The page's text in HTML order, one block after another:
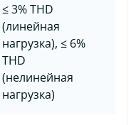
≤ 3% THD
(линейная
нагрузка), ≤ 6%
THD
(нелинейная
нагрузка)